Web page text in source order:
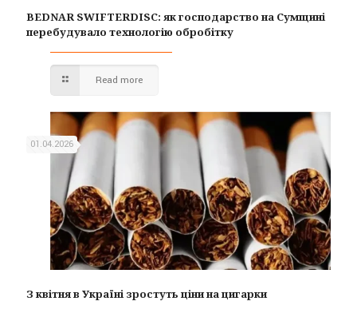
BEDNAR SWIFTERDISC: як господарство на Сумщині
перебудувало технологію обробітку
Read more
01.04.2026
З квітня в Україні зростуть ціни на цигарки